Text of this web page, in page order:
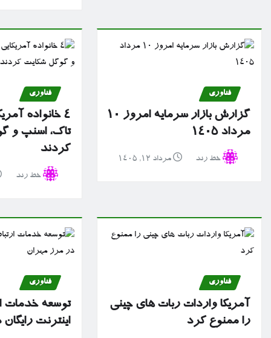
فناوری
گزارش بازار سرمایه امروز ۱۰
مرداد ۱۴۰۵
خط رند مرداد ۱۲, ۱۴۰۵
فناوری
۴ خانواده
تاک، اسنپ و
کردند
خط رند
فناوری
آمریکا واردات ربات های چینی
را ممنوع کرد
فناوری
توسعه خدمات
اینترنت